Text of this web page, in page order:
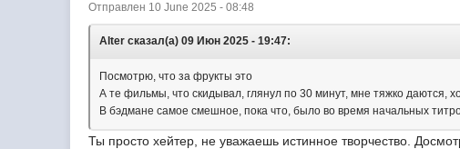
Отправлен 10 June 2025 - 08:48
Alter сказал(а) 09 Июн 2025 - 19:47:
Посмотрю, что за фрукты это
А те фильмы, что скидывал, глянул по 30 минут, мне тяжко даются,
В бэдмане самое смешное, пока что, было во время начальных
Ты просто хейтер, не уважаешь истинное творчество.